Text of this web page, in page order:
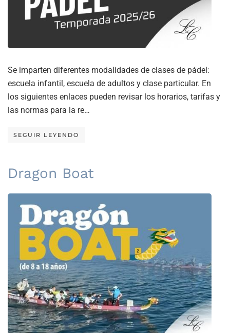
Se imparten diferentes modalidades de clases de pádel:
escuela infantil, escuela de adultos y clase particular. En
los siguientes enlaces pueden revisar los horarios, tarifas y
las normas para la re…
SEGUIR LEYENDO
Dragon Boat